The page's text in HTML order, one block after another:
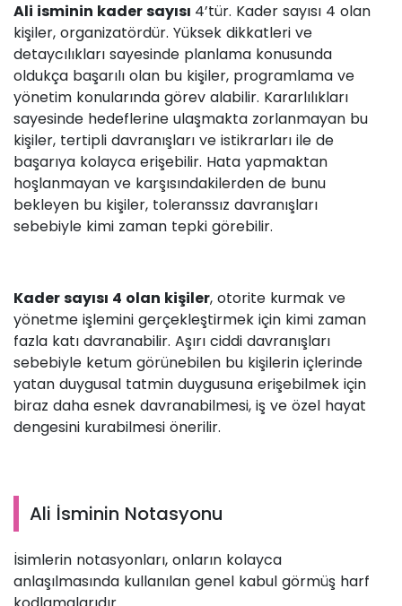
Ali isminin kader sayısı 4’tür. Kader sayısı 4 olan
kişiler, organizatördür. Yüksek dikkatleri ve
detaycılıkları sayesinde planlama konusunda
oldukça başarılı olan bu kişiler, programlama ve
yönetim konularında görev alabilir. Kararlılıkları
sayesinde hedeflerine ulaşmakta zorlanmayan bu
kişiler, tertipli davranışları ve istikrarları ile de
başarıya kolayca erişebilir. Hata yapmaktan
hoşlanmayan ve karşısındakilerden de bunu
bekleyen bu kişiler, toleranssız davranışları
sebebiyle kimi zaman tepki görebilir.
Kader sayısı 4 olan kişiler, otorite kurmak ve
yönetme işlemini gerçekleştirmek için kimi zaman
fazla katı davranabilir. Aşırı ciddi davranışları
sebebiyle ketum görünebilen bu kişilerin içlerinde
yatan duygusal tatmin duygusuna erişebilmek için
biraz daha esnek davranabilmesi, iş ve özel hayat
dengesini kurabilmesi önerilir.
Ali İsminin Notasyonu
İsimlerin notasyonları, onların kolayca
anlaşılmasında kullanılan genel kabul görmüş harf